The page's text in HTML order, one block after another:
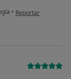
• en opinión del
Reportar